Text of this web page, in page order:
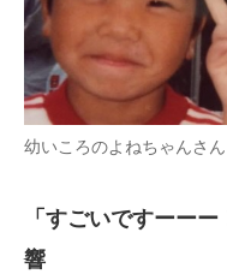
幼いころのよねちゃんさ
「すごいですーー
響